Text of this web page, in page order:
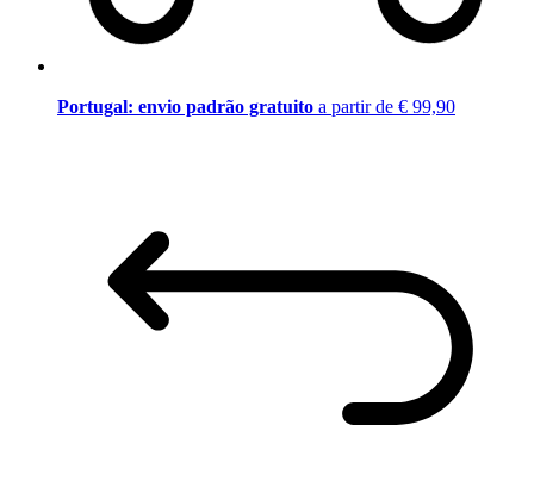
Portugal: envio padrão gratuito a partir de € 99,90